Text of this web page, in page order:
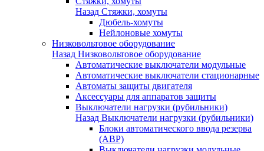
Назад Стяжки, хомуты
Дюбель-хомуты
Нейлоновые хомуты
Низковольтовое оборудование
Назад Низковольтовое оборудование
Автоматические выключатели модульные
Автоматические выключатели стационарные
Автоматы защиты двигателя
Аксессуары для аппаратов защиты
Выключатели нагрузки (рубильники)
Назад Выключатели нагрузки (рубильники)
Блоки автоматического ввода резерва
(АВР)